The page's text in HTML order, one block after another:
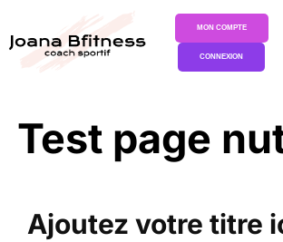
MON COMPTE
CONNEXION
Test page
Ajoutez votre titre